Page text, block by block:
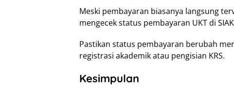
Meski pembayaran biasanya langsung
mengecek status pembayaran UKT di
Pastikan status pembayaran berubah
registrasi akademik atau pengisian KRS.
Kesimpulan